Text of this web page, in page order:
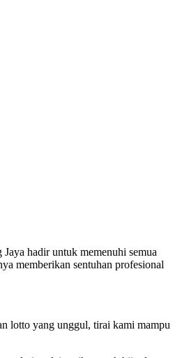
hadir untuk memenuhi semua
memberikan sentuhan profesional
lotto yang unggul, tirai kami mampu